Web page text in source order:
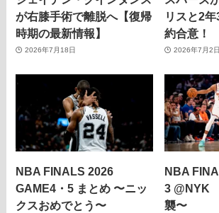
が右膝手術で離脱へ【復帰
時期の最新情報】
2026年7月18日
リスと2
約合意！
2026年7月2日
NBA FINALS 2026
GAME4・5 まとめ 〜ニッ
クスおめでとう〜
NBA
3 @NYK
襲〜